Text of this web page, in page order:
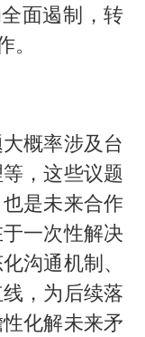
面遏制，转
概率涉及台
，这些议题
是未来合作
一次性解决
沟通机制、
，为后续落
化解未来矛